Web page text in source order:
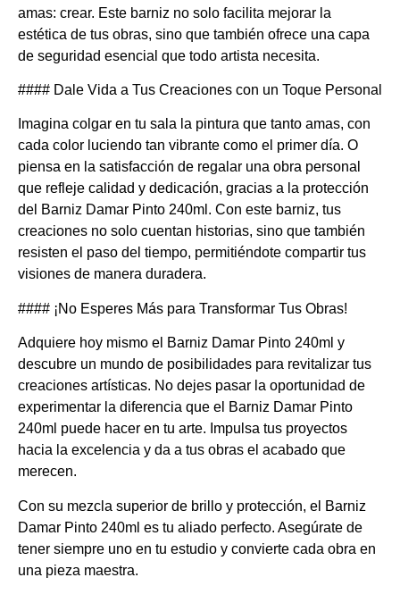
amas: crear. Este barniz no solo facilita mejorar la
estética de tus obras, sino que también ofrece una capa
de seguridad esencial que todo artista necesita.
#### Dale Vida a Tus Creaciones con un Toque Personal
Imagina colgar en tu sala la pintura que tanto amas, con
cada color luciendo tan vibrante como el primer día. O
piensa en la satisfacción de regalar una obra personal
que refleje calidad y dedicación, gracias a la protección
del Barniz Damar Pinto 240ml. Con este barniz, tus
creaciones no solo cuentan historias, sino que también
resisten el paso del tiempo, permitiéndote compartir tus
visiones de manera duradera.
#### ¡No Esperes Más para Transformar Tus Obras!
Adquiere hoy mismo el Barniz Damar Pinto 240ml y
descubre un mundo de posibilidades para revitalizar tus
creaciones artísticas. No dejes pasar la oportunidad de
experimentar la diferencia que el Barniz Damar Pinto
240ml puede hacer en tu arte. Impulsa tus proyectos
hacia la excelencia y da a tus obras el acabado que
merecen.
Con su mezcla superior de brillo y protección, el Barniz
Damar Pinto 240ml es tu aliado perfecto. Asegúrate de
tener siempre uno en tu estudio y convierte cada obra en
una pieza maestra.